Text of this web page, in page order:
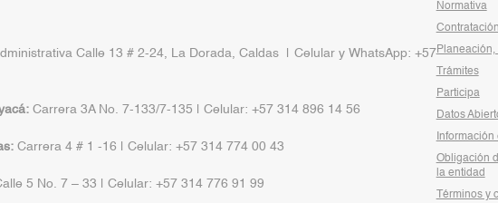
Calle 13 # 2-24, La Dorada, Caldas | Celular y WhatsApp: +57
Carrera 3A No. 7-133/7-135 | Celular: +57 314 896 14 56
Carrera 4 # 1 -16 | Celular: +57 314 774 00 43
5 No. 7 – 33 | Celular: +57 314 776 91 99
Normativa
Contratación
Planeación,
Trámites
Participa
Datos
Obligación
la entidad
Términos y